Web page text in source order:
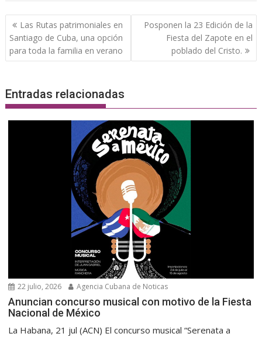
Navegación
de
entradas
Las Rutas patrimoniales en
Santiago de Cuba, una opción
para toda la familia en verano
Posponen la 23 Edición de la
Fiesta del Zapote en el
poblado del Cristo.
Entradas relacionadas
22 julio, 2026 Agencia Cubana de Noticas
Anuncian concurso musical con motivo de la Fiesta
Nacional de México
La Habana, 21 jul (ACN) El concurso musical “Serenata a